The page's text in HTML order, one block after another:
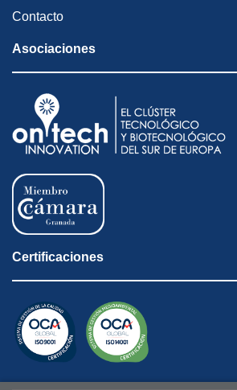
Contacto
Asociaciones
Certificaciones